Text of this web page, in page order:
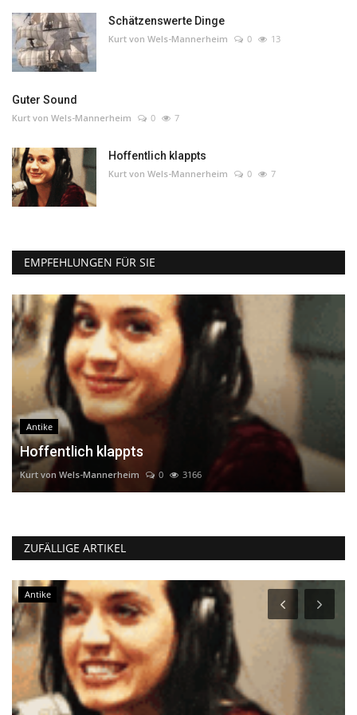
Schätzenswerte Dinge
Kurt von Wels-Mannerheim 0 13
Guter Sound
Kurt von Wels-Mannerheim 0 7
Hoffentlich klappts
Kurt von Wels-Mannerheim 0 7
EMPFEHLUNGEN FÜR SIE
Antike
Hoffentlich klappts
Kurt von Wels-Mannerheim 0 3166
ZUFÄLLIGE ARTIKEL
Antike